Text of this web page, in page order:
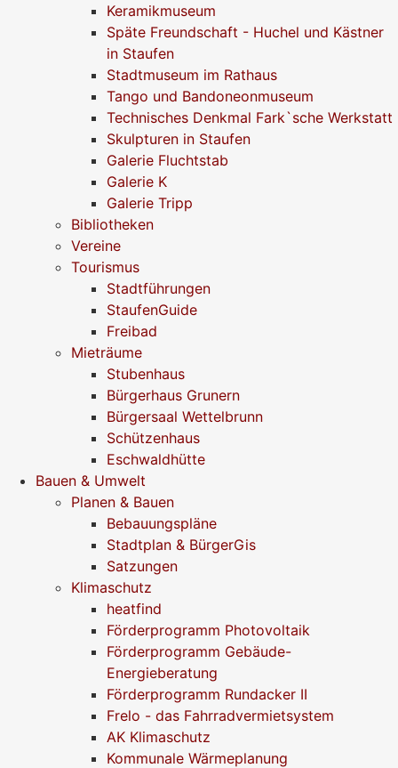
Keramikmuseum
Späte Freundschaft - Huchel und Kästner
in Staufen
Stadtmuseum im Rathaus
Tango und Bandoneonmuseum
Technisches Denkmal Fark`sche Werkstatt
Skulpturen in Staufen
Galerie Fluchtstab
Galerie K
Galerie Tripp
Bibliotheken
Vereine
Tourismus
Stadtführungen
StaufenGuide
Freibad
Mieträume
Stubenhaus
Bürgerhaus Grunern
Bürgersaal Wettelbrunn
Schützenhaus
Eschwaldhütte
Bauen & Umwelt
Planen & Bauen
Bebauungspläne
Stadtplan & BürgerGis
Satzungen
Klimaschutz
heatfind
Förderprogramm Photovoltaik
Förderprogramm Gebäude-
Energieberatung
Förderprogramm Rundacker II
Frelo - das Fahrradvermietsystem
AK Klimaschutz
Kommunale Wärmeplanung